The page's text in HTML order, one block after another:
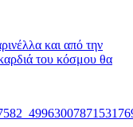
και από την
του κόσμου θα